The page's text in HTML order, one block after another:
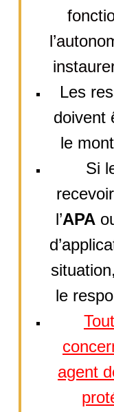
Les
doivent
le
Si
l’APA
le
agent